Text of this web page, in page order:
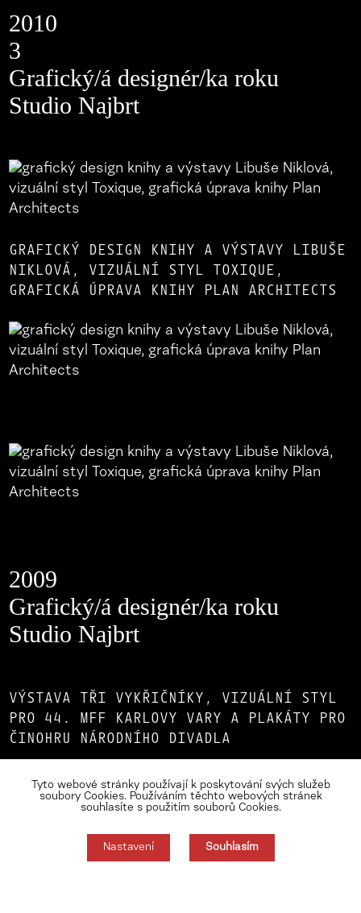
2010
3
Grafický/á designér/ka roku
Studio Najbrt
GRAFICKÝ DESIGN KNIHY A VÝSTAVY LIBUŠE
NIKLOVÁ, VIZUÁLNÍ STYL TOXIQUE,
GRAFICKÁ ÚPRAVA KNIHY PLAN ARCHITECTS
2009
Grafický/á designér/ka roku
Studio Najbrt
VÝSTAVA TŘI VYKŘIČNÍKY, VIZUÁLNÍ STYL
PRO 44. MFF KARLOVY VARY A PLAKÁTY PRO
ČINOHRU NÁRODNÍHO DIVADLA
2008
Grafický/á designér/ka roku
Studio Najbrt
Tyto webové stránky používají k poskytování svých služeb
soubory Cookies. Používáním těchto webových stránek
souhlasíte s použitím souborů Cookies.
Nastavení Souhlasím